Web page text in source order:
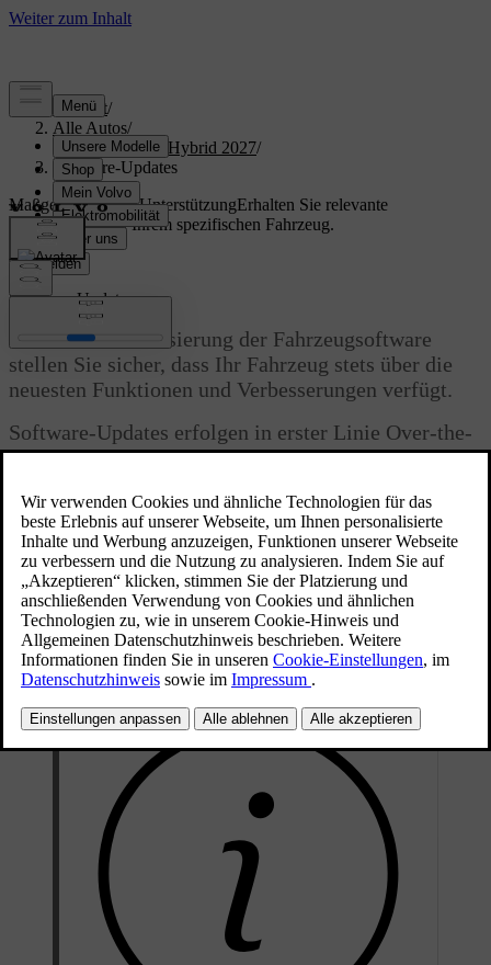
Support/
Alle Autos/
XC90 Plug-in Hybrid 2027/
Software-Updates
Maßgeschneiderte UnterstützungErhalten Sie relevante
Informationen zu Ihrem spezifischen Fahrzeug.
Anmelden
Aktualisiert 24.06.2026
Software-Updates
Durch die Aktualisierung der Fahrzeugsoftware
stellen Sie sicher, dass Ihr Fahrzeug stets über die
neuesten Funktionen und Verbesserungen verfügt.
Software-Updates erfolgen in erster Linie Over-the-
Air (OTA). Falls für Ihr Fahrzeug kein OTA-Update
Version.
Einige Updates sind ausschließlich bei Ihrem Volvo Händler oder in
einer Volvo Vertragswerkstatt erhältlich. Für diese Updates müssen
Sie keinen Termin vereinbaren, da sie im Rahmen Ihres
regelmäßigen Wartungsbesuchs und anderer Serviceleistungen
installiert werden.